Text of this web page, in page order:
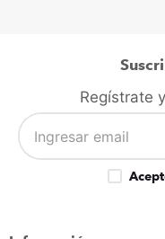
Regístrate